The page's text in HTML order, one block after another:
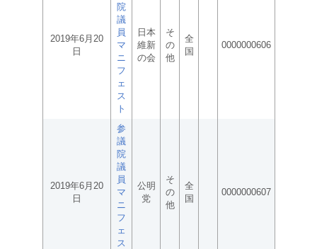
2019年6月20
日
院
議
員
マ
ニ
フ
ェ
ス
ト
日本
維新
の会
そ
の
他
全
国
0000000606
2019年6月20
日
参
議
院
議
員
マ
ニ
フ
ェ
ス
公明
党
そ
の
他
全
国
0000000607